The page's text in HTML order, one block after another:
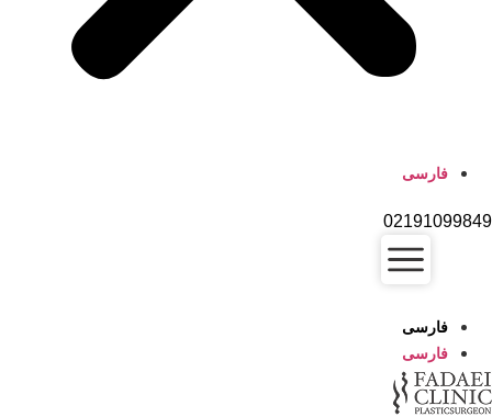
فارسی
02191099849
فارسی
فارسی